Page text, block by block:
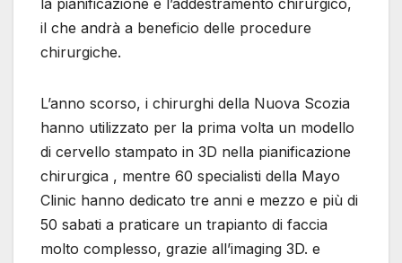
la pianificazione e l’addestramento chirurgico,
il che andrà a beneficio delle procedure
chirurgiche.
L’anno scorso, i chirurghi della Nuova Scozia
hanno utilizzato per la prima volta un modello
di cervello stampato in 3D nella pianificazione
chirurgica , mentre 60 specialisti della Mayo
Clinic hanno dedicato tre anni e mezzo e più di
50 sabati a praticare un trapianto di faccia
molto complesso, grazie all’imaging 3D. e